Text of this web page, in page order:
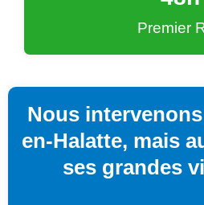
Premier
Nous
en-Halatte, mais
ses grandes